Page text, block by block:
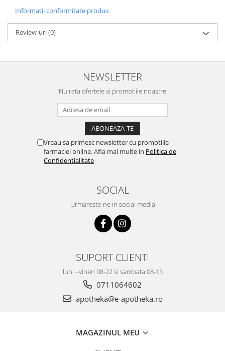
Informatii conformitate produs
Review-uri(0)
NEWSLETTER
Nu rata ofertele si promotiile noastre
Vreau sa primesc newsletter cu promotiile
farmaciei online. Afla mai multe in Politica de
Confidentialitate
SOCIAL
Urmareste-ne in social media
SUPORT CLIENTI
luni - vineri 08-22 si sambata 08-13
0711064602
apotheka@e-apotheka.ro
MAGAZINUL MEU